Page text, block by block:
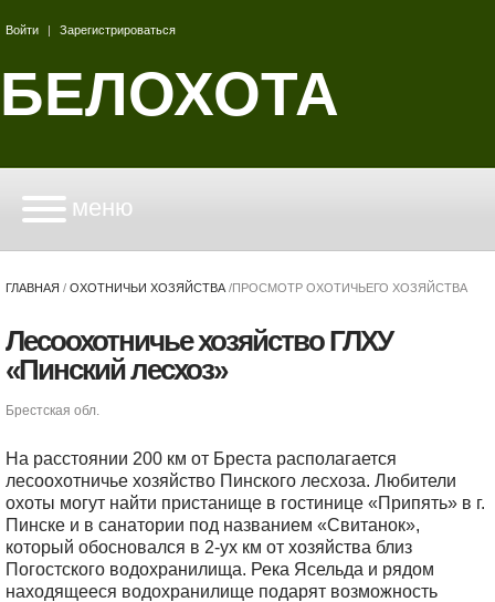
Войти | Зарегистрироваться
БЕЛОХОТА
меню
ГЛАВНАЯ / ОХОТНИЧЬИ ХОЗЯЙСТВА /ПРОСМОТР ОХОТИЧЬЕГО ХОЗЯЙСТВА
Лесоохотничье хозяйство ГЛХУ
«Пинский лесхоз»
Брестская обл.
На расстоянии 200 км от Бреста располагается
лесоохотничье хозяйство Пинского лесхоза. Любители
охоты могут найти пристанище в гостинице «Припять» в г.
Пинске и в санатории под названием «Свитанок»,
который обосновался в 2-ух км от хозяйства близ
Погостского водохранилища. Река Ясельда и рядом
находящееся водохранилище подарят возможность